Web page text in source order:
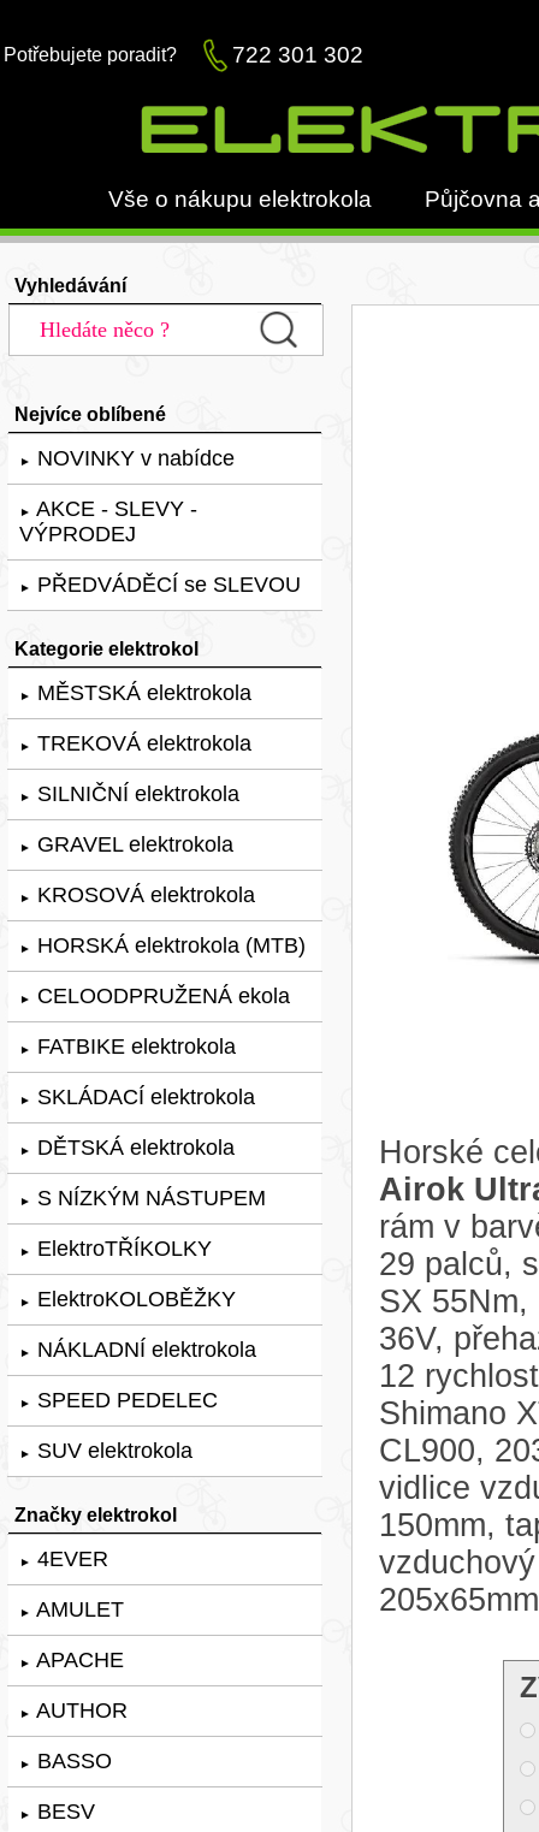
Potřebujete poradit? 722 301 302
Vše o nákupu elektrokola Půjčovna
Vyhledávání
Nejvíce oblíbené
► NOVINKY v nabídce
► AKCE - SLEVY -
VÝPRODEJ
► PŘEDVÁDĚCÍ se SLEVOU
Kategorie elektrokol
► MĚSTSKÁ elektrokola
► TREKOVÁ elektrokola
► SILNIČNÍ elektrokola
► GRAVEL elektrokola
► KROSOVÁ elektrokola
► HORSKÁ elektrokola (MTB)
► CELOODPRUŽENÁ ekola
► FATBIKE elektrokola
► SKLÁDACÍ elektrokola
► DĚTSKÁ elektrokola
► S NÍZKÝM NÁSTUPEM
► ElektroTŘÍKOLKY
► ElektroKOLOBĚŽKY
► NÁKLADNÍ elektrokola
► SPEED PEDELEC
► SUV elektrokola
Značky elektrokol
► 4EVER
► AMULET
► APACHE
► AUTHOR
► BASSO
► BESV
Horské
Airok
rám v
29 palců,
SX
36V,
12
Shimano
CL900,
vidlice
150mm,